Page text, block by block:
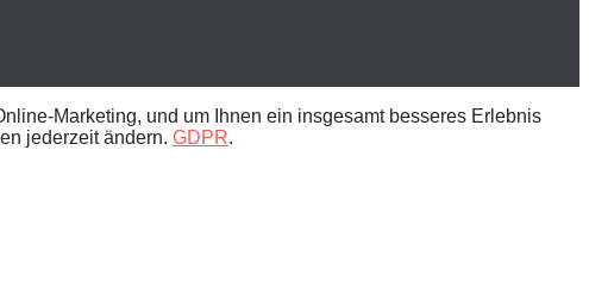
Marketing, und um Ihnen ein insgesamt besseres Erlebnis
jederzeit ändern. GDPR.